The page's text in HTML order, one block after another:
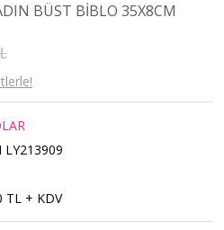
BÜST BİBLO 35X8CM
LY213909
TL + KDV